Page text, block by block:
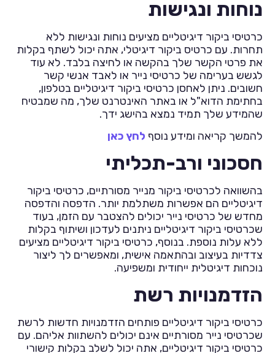
נוחות ונגישות
כרטיסי ביקור דיגיטליים מציעים נוחות ונגישות ללא
תחרות. עם כרטיס ביקור דיגיטלי, אתה יכול לשתף בקלות
את פרטי הקשר שלך בהקשה או לחיצה בלבד. לא עוד
לגשש בערימה של כרטיסי נייר או לאבד אנשי קשר
חשובים. ניתן לאחסן כרטיסי ביקור דיגיטליים בטלפון,
בחתימת הדוא"ל או באתר האינטרנט שלך, מה שמבטיח
שהמידע שלך תמיד נמצא בהישג ידך.
להמשך קריאה ומידע נוסף לחץ כאן
חסכוני ורב-תכליתי
בהשוואה לכרטיסי ביקור מנייר מסורתיים, כרטיסי ביקור
דיגיטליים הם אפשרות משתלמת יותר. הדפסה והדפסה
מחדש של כרטיסי נייר יכולים להצטבר עם הזמן, בעוד
שכרטיסי ביקור דיגיטליים ניתנים לעדכון ושיתוף בקלות
ללא עלות נוספת. בנוסף, כרטיסי ביקור דיגיטליים מציעים
צדדיות בעיצוב ובהתאמה אישית, ומאפשרים לך ליצור
נוכחות דיגיטלית ייחודית ומשפיעה.
הזדמנויות רשת
כרטיסי ביקור דיגיטליים פותחים הזדמנויות חדשות לרשת
שכרטיסי נייר מסורתיים אינם יכולים להשתוות אליהם. עם
כרטיסי ביקור דיגיטליים, אתה יכול לשלב בקלות קישורי